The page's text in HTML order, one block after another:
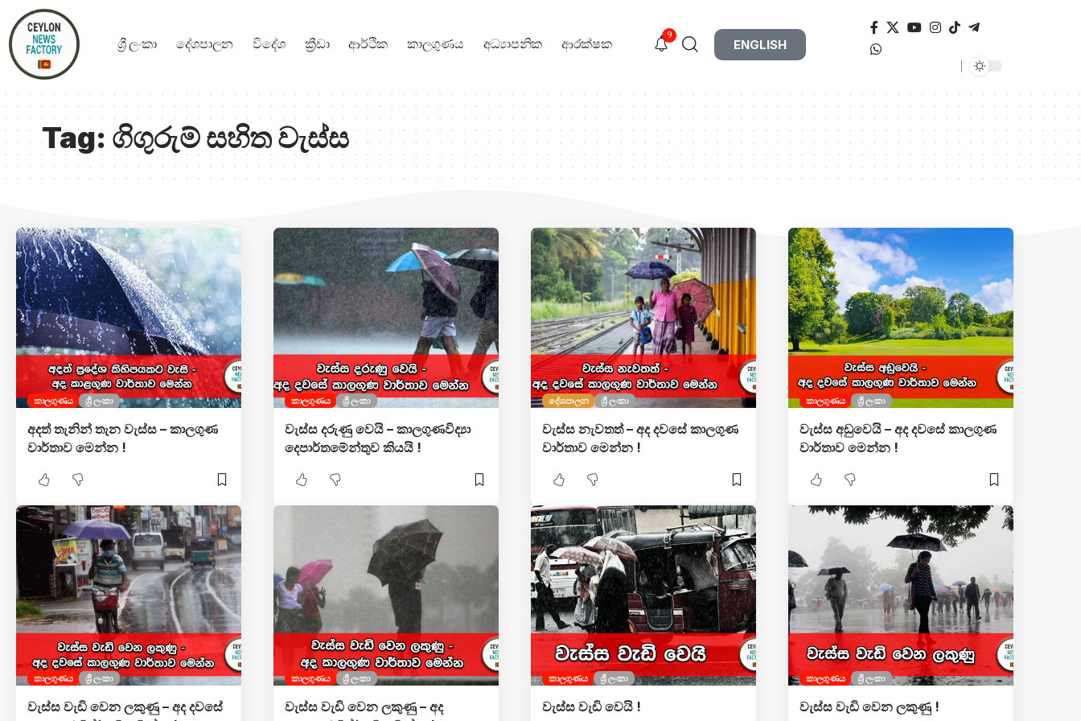
ශ්‍රී ලංකා දේශපාලන විදේශ ක්‍රීඩා ආර්ථික කාලගුණය අධ්‍යාපනික ආරක්ෂක
9
ENGLISH
Tag: ගිගුරුම් සහිත වැස්ස
කාලගුණය ශ්‍රී ලංකා
අදත් තැනින් තැන වැස්ස – කාලගුණ
වාර්තාව මෙන්න !
කාලගුණය ශ්‍රී ලංකා
වැස්ස දරුණු වෙයි – කාලගුණවිද්‍යා
දෙපාර්තමේන්තුව කියයි !
දේශපාලන ශ්‍රී ලංකා
වැස්ස නැවතත් – අද දවසේ කාලගුණ
වාර්තාව මෙන්න !
කාලගුණය ශ්‍රී ලංකා
වැස්ස අඩුවෙයි – අද දවසේ කාලගුණ
වාර්තාව මෙන්න !
කාලගුණය ශ්‍රී ලංකා
වැස්ස වැඩි වෙන ලකුණු – අද දවසේ
කාලගුණය ශ්‍රී ලංකා
වැස්ස වැඩි වෙන ලකුණු – අද
කාලගුණය ශ්‍රී ලංකා
වැස්ස වැඩි වෙයි !
කාලගුණය ශ්‍රී ලංකා
වැස්ස වැඩි වෙන ලකුණු !